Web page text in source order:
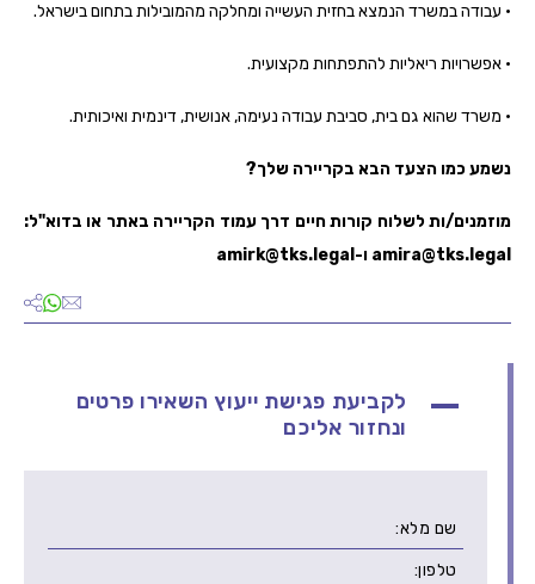
• עבודה במשרד הנמצא בחזית העשייה ומחלקה מהמובילות בתחום בישראל.
• אפשרויות ריאליות להתפתחות מקצועית.
• משרד שהוא גם בית, סביבת עבודה נעימה, אנושית, דינמית ואיכותית.
נשמע כמו הצעד הבא בקריירה שלך?
מוזמנים/ות לשלוח קורות חיים דרך עמוד הקריירה באתר או בדוא"ל:
amira@tks.legal ו-amirk@tks.legal
לקביעת פגישת ייעוץ השאירו פרטים
ונחזור אליכם